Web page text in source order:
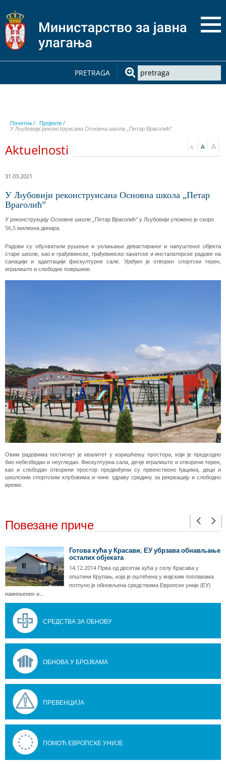
PRETRAGA
Почетна / Пројекти /
У Љубовији реконструисана Основна школа „Петар Враголић”
Aktuelnosti
31.03.2021
У Љубовији реконструисана Основна школа „Петар
Враголић”
У реконструкцију Основне школе „Петар Враголић” у Љубовији уложено је скоро
56,5 милиона динара.
Радови су обухватали рушење и уклањање девастираног и напуштеног објекта
старе школе, као и грађевинске, грађевинско-занатске и инсталатерске радове на
санацији и адаптацији фискултурне сале. Уређен је отворен спортски терен,
игралиште и слободне површине.
Овим радовима постигнут је квалитет у коришћењу простора, који је предходно
био небезбедан и неугледан. Фискултурна сала, дечје игралиште и отворени терен,
као и слободан отворени простор предвиђени су првенствено ђацима, деци и
школским спортским клубовима и чине здраву средину за рекреацију и слободно
време.
Повезане приче
Готова кућа у Красави, ЕУ убрзава обнављање
осталих објеката
14.12.2014 Прва од десетак кућа у селу Красава у
општини Крупањ, која је оштећена у мајским поплавама
потпуно је обновљена средствима Европске уније (ЕУ)
намењених и…
СРЕДСТВА ЗА ОБНОВУ
ОБНОВА У БРОЈКАМА
ПРЕВЕНЦИЈА
ПОМОЋ ЕВРОПСКЕ УНИЈЕ